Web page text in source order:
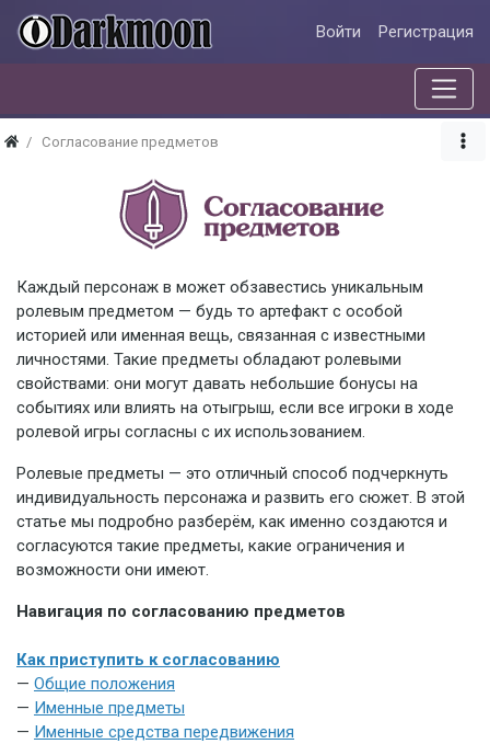
Войти Регистрация
Согласование предметов
Каждый персонаж в может обзавестись уникальным
ролевым предметом — будь то артефакт с особой
историей или именная вещь, связанная с известными
личностями. Такие предметы обладают ролевыми
свойствами: они могут давать небольшие бонусы на
событиях или влиять на отыгрыш, если все игроки в ходе
ролевой игры согласны с их использованием.
Ролевые предметы — это отличный способ подчеркнуть
индивидуальность персонажа и развить его сюжет. В этой
статье мы подробно разберём, как именно создаются и
согласуются такие предметы, какие ограничения и
возможности они имеют.
Навигация по согласованию предметов
Как приступить к согласованию
— Общие положения
— Именные предметы
— Именные средства передвижения